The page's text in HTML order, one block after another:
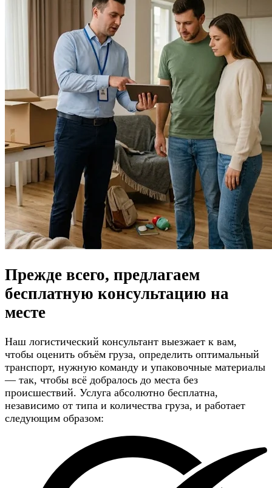
Прежде всего, предлагаем
бесплатную консультацию на
месте
Наш логистический консультант выезжает к вам,
чтобы оценить объём груза, определить оптимальный
транспорт, нужную команду и упаковочные материалы
— так, чтобы всё добралось до места без
происшествий. Услуга абсолютно бесплатна,
независимо от типа и количества груза, и работает
следующим образом: